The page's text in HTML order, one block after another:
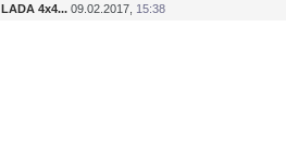
4x4... 09.02.2017, 15:38